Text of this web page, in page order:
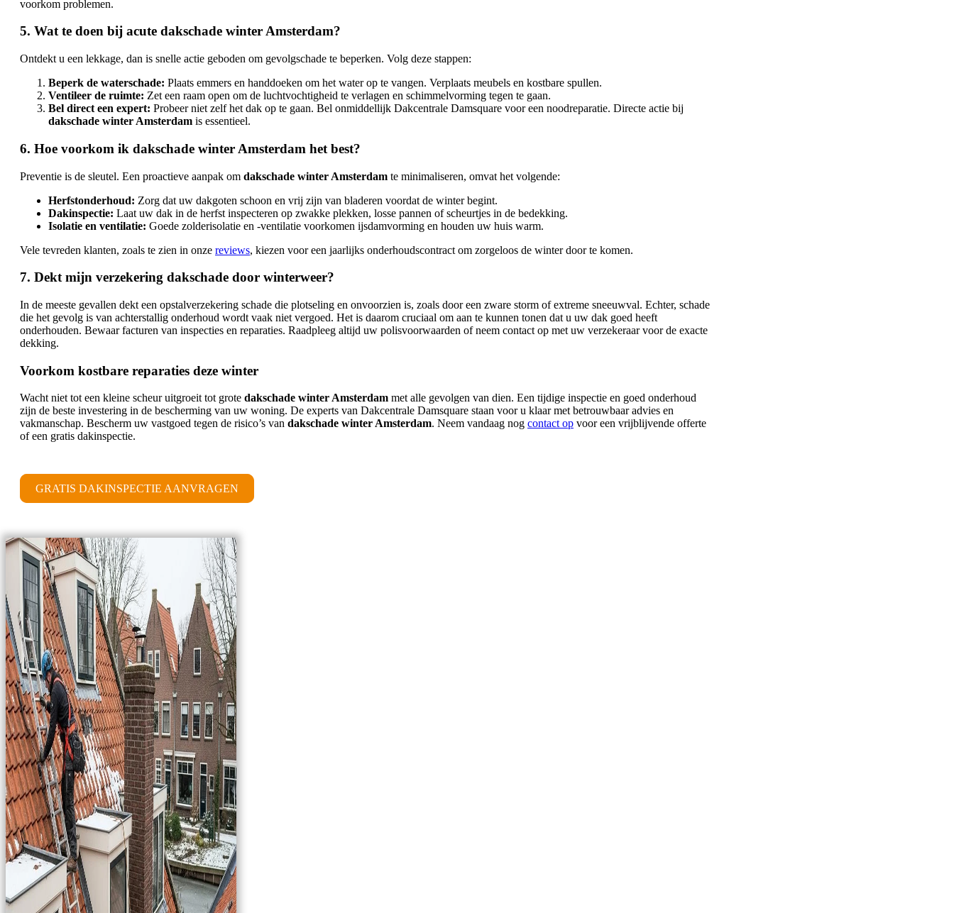
voorkom problemen.
5. Wat te doen bij acute dakschade winter Amsterdam?
Ontdekt u een lekkage, dan is snelle actie geboden om gevolgschade te beperken. Volg deze stappen:
Beperk de waterschade: Plaats emmers en handdoeken om het water op te vangen. Verplaats meubels en kostbare spullen.
Ventileer de ruimte: Zet een raam open om de luchtvochtigheid te verlagen en schimmelvorming tegen te gaan.
Bel direct een expert: Probeer niet zelf het dak op te gaan. Bel onmiddellijk Dakcentrale Damsquare voor een noodreparatie. Directe actie bij
dakschade winter Amsterdam is essentieel.
6. Hoe voorkom ik dakschade winter Amsterdam het best?
Preventie is de sleutel. Een proactieve aanpak om dakschade winter Amsterdam te minimaliseren, omvat het volgende:
Herfstonderhoud: Zorg dat uw dakgoten schoon en vrij zijn van bladeren voordat de winter begint.
Dakinspectie: Laat uw dak in de herfst inspecteren op zwakke plekken, losse pannen of scheurtjes in de bedekking.
Isolatie en ventilatie: Goede zolderisolatie en -ventilatie voorkomen ijsdamvorming en houden uw huis warm.
Vele tevreden klanten, zoals te zien in onze reviews, kiezen voor een jaarlijks onderhoudscontract om zorgeloos de winter door te komen.
7. Dekt mijn verzekering dakschade door winterweer?
In de meeste gevallen dekt een opstalverzekering schade die plotseling en onvoorzien is, zoals door een zware storm of extreme sneeuwval. Echter, schade
die het gevolg is van achterstallig onderhoud wordt vaak niet vergoed. Het is daarom cruciaal om aan te kunnen tonen dat u uw dak goed heeft
onderhouden. Bewaar facturen van inspecties en reparaties. Raadpleeg altijd uw polisvoorwaarden of neem contact op met uw verzekeraar voor de exacte
dekking.
Voorkom kostbare reparaties deze winter
Wacht niet tot een kleine scheur uitgroeit tot grote dakschade winter Amsterdam met alle gevolgen van dien. Een tijdige inspectie en goed onderhoud
zijn de beste investering in de bescherming van uw woning. De experts van Dakcentrale Damsquare staan voor u klaar met betrouwbaar advies en
vakmanschap. Bescherm uw vastgoed tegen de risico’s van dakschade winter Amsterdam. Neem vandaag nog contact op voor een vrijblijvende offerte
of een gratis dakinspectie.
GRATIS DAKINSPECTIE AANVRAGEN